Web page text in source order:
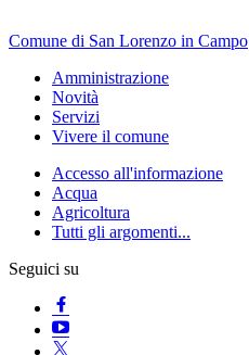
Comune di San Lorenzo in Campo
Amministrazione
Novità
Servizi
Vivere il comune
Accesso all'informazione
Acqua
Agricoltura
Tutti gli argomenti...
Seguici su